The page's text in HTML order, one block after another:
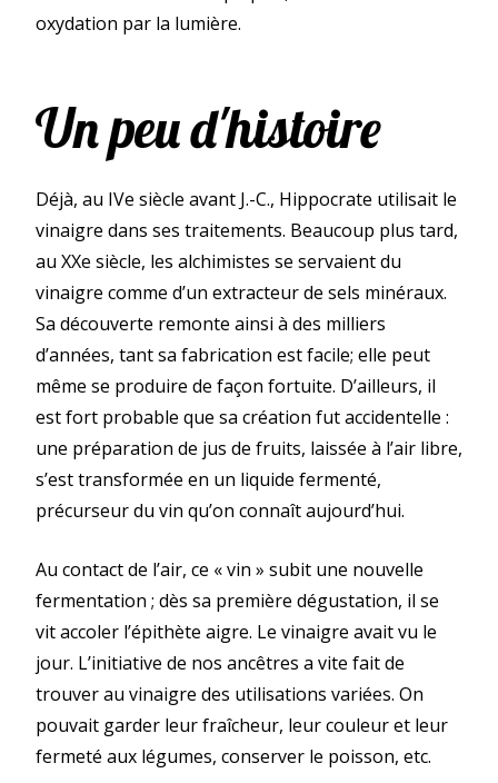
oxydation par la lumière.
Un peu d'histoire
Déjà, au IVe siècle avant J.-C., Hippocrate utilisait le
vinaigre dans ses traitements. Beaucoup plus tard,
au XXe siècle, les alchimistes se servaient du
vinaigre comme d’un extracteur de sels minéraux.
Sa découverte remonte ainsi à des milliers
d’années, tant sa fabrication est facile; elle peut
même se produire de façon fortuite. D’ailleurs, il
est fort probable que sa création fut accidentelle :
une préparation de jus de fruits, laissée à l’air libre,
s’est transformée en un liquide fermenté,
précurseur du vin qu’on connaît aujourd’hui.
Au contact de l’air, ce « vin » subit une nouvelle
fermentation ; dès sa première dégustation, il se
vit accoler l’épithète aigre. Le vinaigre avait vu le
jour. L’initiative de nos ancêtres a vite fait de
trouver au vinaigre des utilisations variées. On
pouvait garder leur fraîcheur, leur couleur et leur
fermeté aux légumes, conserver le poisson, etc.